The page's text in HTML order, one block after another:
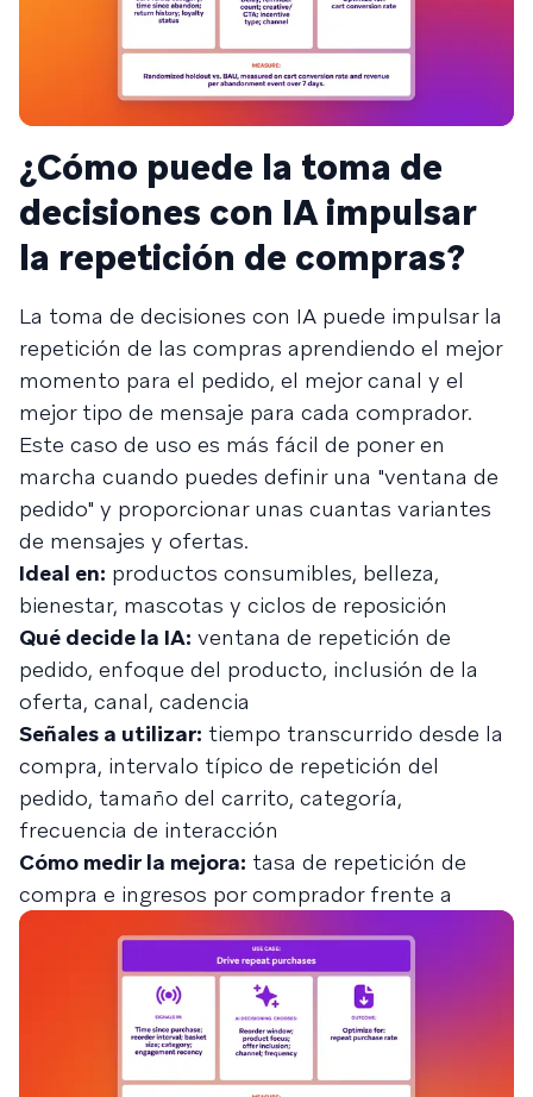
¿Cómo puede la toma de
decisiones con IA impulsar
la repetición de compras?
La toma de decisiones con IA puede impulsar la
repetición de las compras aprendiendo el mejor
momento para el pedido, el mejor canal y el
mejor tipo de mensaje para cada comprador.
Este caso de uso es más fácil de poner en
marcha cuando puedes definir una "ventana de
pedido" y proporcionar unas cuantas variantes
de mensajes y ofertas.
Ideal en: productos consumibles, belleza,
bienestar, mascotas y ciclos de reposición
Qué decide la IA: ventana de repetición de
pedido, enfoque del producto, inclusión de la
oferta, canal, cadencia
Señales a utilizar: tiempo transcurrido desde la
compra, intervalo típico de repetición del
pedido, tamaño del carrito, categoría,
frecuencia de interacción
Cómo medir la mejora: tasa de repetición de
compra e ingresos por comprador frente a